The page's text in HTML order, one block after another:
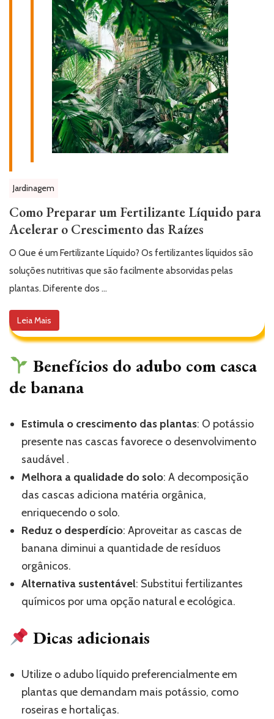
Jardinagem
Como Preparar um Fertilizante Líquido para
Acelerar o Crescimento das Raízes
O Que é um Fertilizante Líquido? Os fertilizantes líquidos são
soluções nutritivas que são facilmente absorvidas pelas
plantas. Diferente dos …
Leia Mais
Benefícios do adubo com casca
de banana
Estimula o crescimento das plantas: O potássio
presente nas cascas favorece o desenvolvimento
saudável .
Melhora a qualidade do solo: A decomposição
das cascas adiciona matéria orgânica,
enriquecendo o solo.
Reduz o desperdício: Aproveitar as cascas de
banana diminui a quantidade de resíduos
orgânicos.
Alternativa sustentável: Substitui fertilizantes
químicos por uma opção natural e ecológica.
Dicas adicionais
Utilize o adubo líquido preferencialmente em
plantas que demandam mais potássio, como
roseiras e hortaliças.